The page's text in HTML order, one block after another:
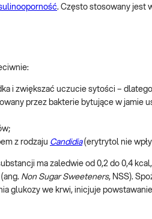
. Często stosowany jest
i zwiększać uczucie sytości –
przez bakterie bytujące w jamie
z rodzaju Candidia(erytrytol nie
ma zaledwie od 0,2 do 0,4
Non Sugar Sweeteners, NSS).
glukozy we krwi, inicjuje